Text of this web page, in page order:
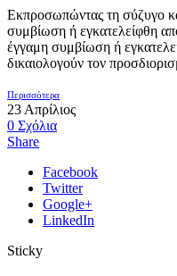
Εκπροσωπώντας τη σύζυγο
συμβίωση ή εγκατελείφθη
έγγαμη συμβίωση ή
δικαιολογούν τον
Περισσότερα
23Απρίλιος
0 Σχόλια
Share
Facebook
Twitter
Google+
LinkedIn
Sticky